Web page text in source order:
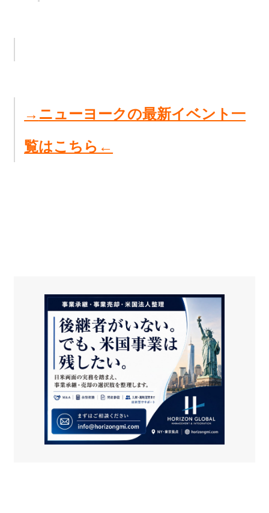
→ ニューヨークの最新イベント一
覧はこちら←